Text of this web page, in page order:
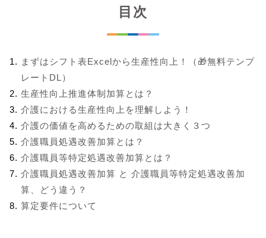
目次
まずはシフト表Excelから生産性向上！（🎁無料テンプ
レートDL）
生産性向上推進体制加算とは？
介護における生産性向上を理解しよう！
介護の価値を高めるための取組は大きく３つ
介護職員処遇改善加算とは？
介護職員等特定処遇改善加算とは？
介護職員処遇改善加算 と 介護職員等特定処遇改善加
算、どう違う？
算定要件について